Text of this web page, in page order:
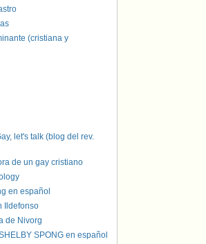
(cristiana y
let's talk (blog del rev.
de un gay cristiano
en español
Ildefonso
de Nivorg
SPONG en español